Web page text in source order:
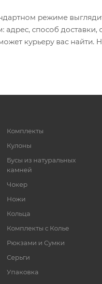
режиме
адрес, способ
курьеру вас найти.
Комплекты
Кулоны
Бусы из натуральных
камней
Чокер
Ножи
Кольца
Комплекты с Колье
Рюкзами и Сумки
Серьги
Упаковка